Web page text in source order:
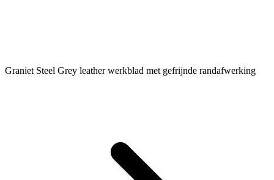
Graniet Steel Grey leather werkblad met gefrijnde randafwerking